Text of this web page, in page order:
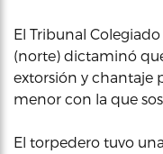
El Tribunal
(norte) dictaminó
extorsión y chantaje
menor con la que
El torpedero tuvo